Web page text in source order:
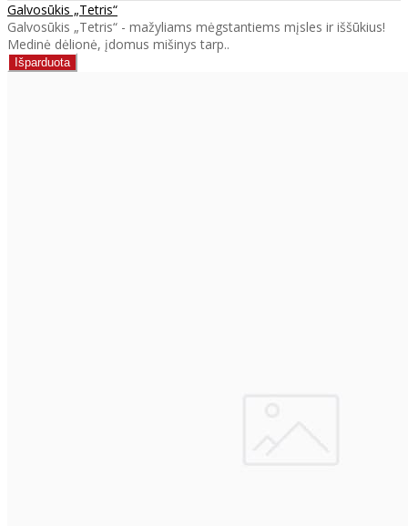
Galvosūkis „Tetris“
Galvosūkis „Tetris“ - mažyliams mėgstantiems mįsles ir iššūkius!
Medinė dėlionė, įdomus mišinys tarp..